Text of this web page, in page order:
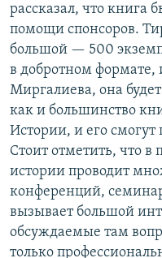
рассказал, что книга
помощи спонсоров.
большой — 500
в добротном формате,
Миргалиева, она
как и большинство
Истории, и его
Стоит отметить, что в
истории проводит
конференций,
вызывает большой
обсуждаемые там
только